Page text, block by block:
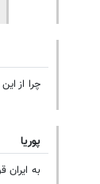
چرا از
پوریا
به